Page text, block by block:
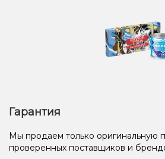
Гарантия
Мы продаем только оригинальную
проверенных поставщиков и